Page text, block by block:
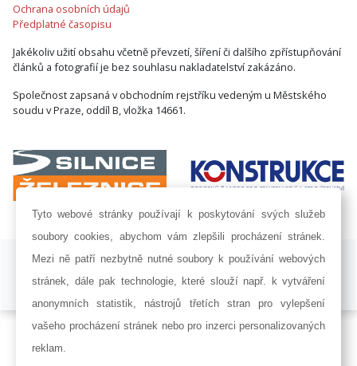
Ochrana osobních údajů
Předplatné časopisu
Jakékoliv užití obsahu včetně převzetí, šíření či dalšího zpřístupňování
článků a fotografií je bez souhlasu nakladatelství zakázáno.
Společnost zapsaná v obchodním rejstříku vedeným u Městského
soudu v Praze, oddíl B, vložka 14661.
ISSN 1802-8535 © 2009 - 2026 AF POWER agency a.s. |
Nastavení
Developed by:
Railsformers s.r.o.
Tyto webové stránky používají k poskytování svých služeb
soubory cookies, abychom vám zlepšili procházení stránek.
Mezi ně patří nezbytně nutné soubory k používání webových
stránek, dále pak technologie, které slouží např. k vytváření
anonymních statistik, nástrojů třetích stran pro vylepšení
vašeho procházení stránek nebo pro inzerci personalizovaných
reklam.